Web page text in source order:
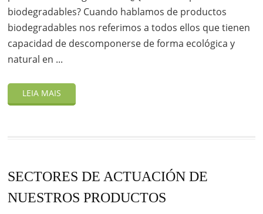
biodegradables? Cuando hablamos de productos
biodegradables nos referimos a todos ellos que tienen
capacidad de descomponerse de forma ecológica y
natural en ...
SECTORES DE ACTUACIÓN DE
NUESTROS PRODUCTOS